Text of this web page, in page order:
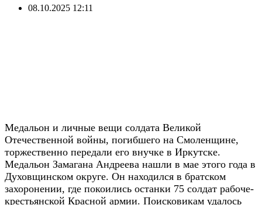
08.10.2025 12:11
Медальон и личные вещи солдата Великой
Отечественной войны, погибшего на Смоленщине,
торжественно передали его внучке в Иркутске.
Медальон Замагана Андреева нашли в мае этого года в
Духовщинском округе. Он находился в братском
захоронении, где покоились останки 75 солдат рабоче-
крестьянской Красной армии. Поисковикам удалось